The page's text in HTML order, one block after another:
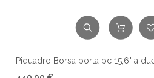
Piquadro Borsa porta pc 15,6" a